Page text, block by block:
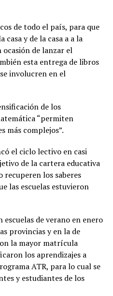
de todo el país, para que
casa y de la casa a a la
ocasión de lanzar el
esta entrega de libros
involucren en el
de los
“permiten
más complejos”.
el ciclo lectivo en casi
de la cartera educativa
recuperen los saberes
las escuelas estuvieron
de verano en enero
provincias y en la de
la mayor matrícula
los aprendizajes a
ATR, para lo cual se
y estudiantes de los